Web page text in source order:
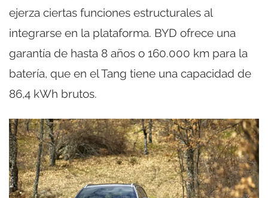
ejerza ciertas funciones estructurales al
integrarse en la plataforma. BYD ofrece una
garantía de hasta 8 años o 160.000 km para la
batería, que en el Tang tiene una capacidad de
86,4 kWh brutos.